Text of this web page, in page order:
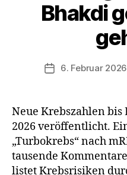
Bhakdi
6. Februar 2026
Neue Krebszahlen bis
2026 veröffentlicht.
„Turbokrebs“ nach
tausende
listet Krebsrisiken